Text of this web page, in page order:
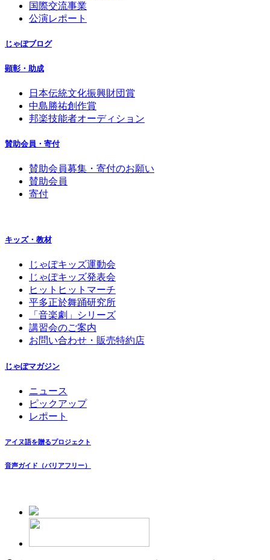
国際交流事業
公演レポート
じゃぽブログ
顕彰・助成
日本伝統文化振興財団賞
中島勝祐創作賞
邦楽技能者オーディション
賛助会員・寄付
賛助会員募集・寄付のお願い
賛助会員
寄付
キッズ・教材
じゃぽキッズ運動会
じゃぽキッズ発表会
ヒットヒットマーチ
平多正於舞踊研究所
「音楽劇」シリーズ
講習会のご案内
お問い合わせ・販売特約店
じゃぽマガジン
ニュース
ピックアップ
レポート
アイヌ語を贈るプロジェクト
音声ガイド（バリアフリー）